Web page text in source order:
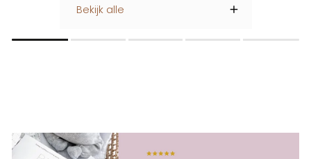
Bekijk alle